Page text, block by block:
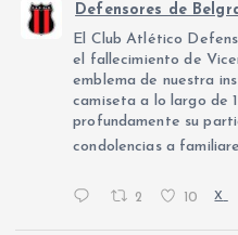
Defensores de
El Club Atlético
el fallecimiento de
emblema de nuestra
camiseta a lo largo de
profundamente su
condolencias a
2 10 X